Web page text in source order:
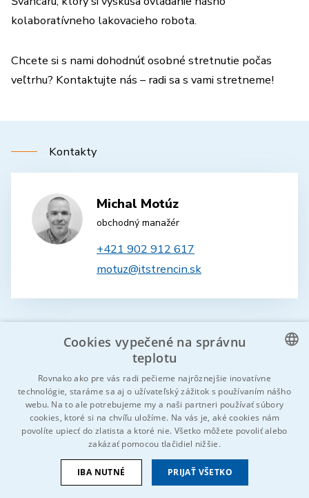
kolaboratívneho lakovacieho robota.
Chcete si s nami dohodnúť osobné stretnutie počas
veľtrhu? Kontaktujte nás – radi sa s vami stretneme!
Kontakty
Michal Motúz
obchodný manažér
+421 902 912 617
motuz@itstrencin.sk
Poznáš niekoho, koho by to mohlo
zaujímať?
Neváhaj a zdieľaj!
CZECH
GERMAN
Cookies vypečené na správnu
teplotu
Rovnako ako pre vás radi pečieme najrôznejšie inovatívne
technológie, staráme sa aj o užívateľský zážitok s používaním nášho
webu. Na to ale potrebujeme my a naši partneri používať súbory
cookies, ktoré si na chvíľu uložíme. Na vás je, aké cookies nám
povolíte upiecť do zlatista a ktoré nie. Všetko môžete povoliť alebo
zakázať pomocou tlačidiel nižšie.
PRIJAŤ VŠETKO
IBA NUTNÉ